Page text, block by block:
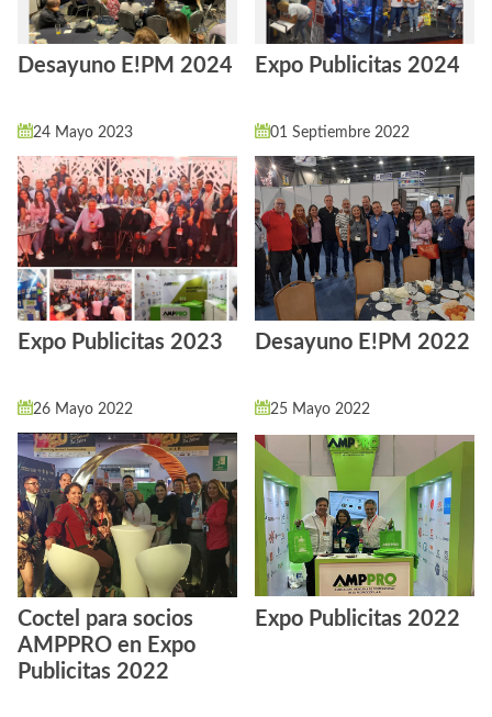
Desayuno E!PM 2024 Expo Publicitas 2024
24 Mayo 2023
Expo Publicitas 2023
01 Septiembre 2022
Desayuno E!PM 2022
26 Mayo 2022
Coctel para socios
AMPPRO en Expo
Publicitas 2022
25 Mayo 2022
Expo Publicitas 2022